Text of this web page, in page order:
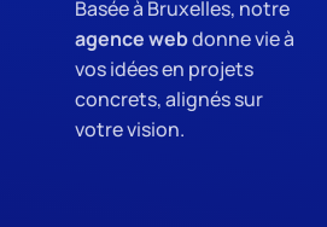
Basée à Bruxelles, notre
agence webdonne vie à
vos idées en projets
concrets, alignés sur
votre vision.